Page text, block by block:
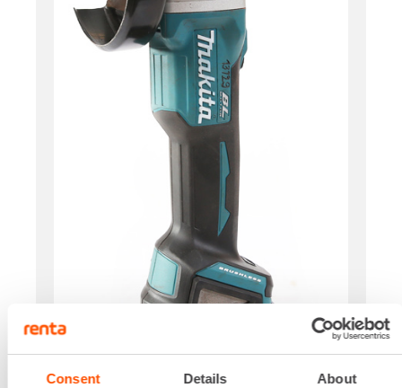
Consent Details About